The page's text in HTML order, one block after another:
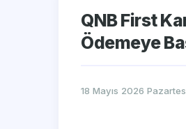
QNB First
Ödemeye
18 Mayıs 2026